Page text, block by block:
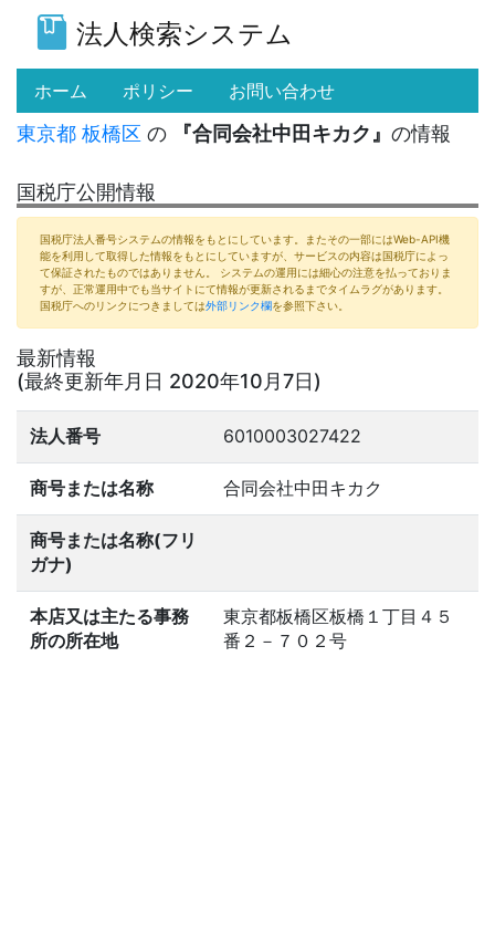
法人検索システム
ホーム (current)
ポリシー お問い合わせ
東京都 板橋区 の 『合同会社中田キカク』 の情報
国税庁公開情報
国税庁法人番号システムの情報をもとにしています。またその一部にはWeb-API機
能を利用して取得した情報をもとにしていますが、サービスの内容は国税庁によっ
て保証されたものではありません。 システムの運用には細心の注意を払っておりま
すが、正常運用中でも当サイトにて情報が更新されるまでタイムラグがあります。
国税庁へのリンクにつきましては外部リンク欄を参照下さい。
最新情報
(最終更新年月日 2020年10月7日)
法人番号 6010003027422
商号または名称 合同会社中田キカク
商号または名称(フリ
ガナ)
本店又は主たる事務
所の所在地
東京都板橋区板橋１丁目４５
番２－７０２号